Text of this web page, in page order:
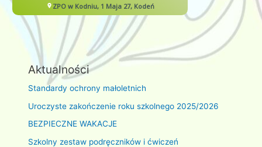
Aktualności
Standardy ochrony małoletnich
Uroczyste zakończenie roku szkolnego 2025/2026
BEZPIECZNE WAKACJE
Szkolny zestaw podręczników i ćwiczeń